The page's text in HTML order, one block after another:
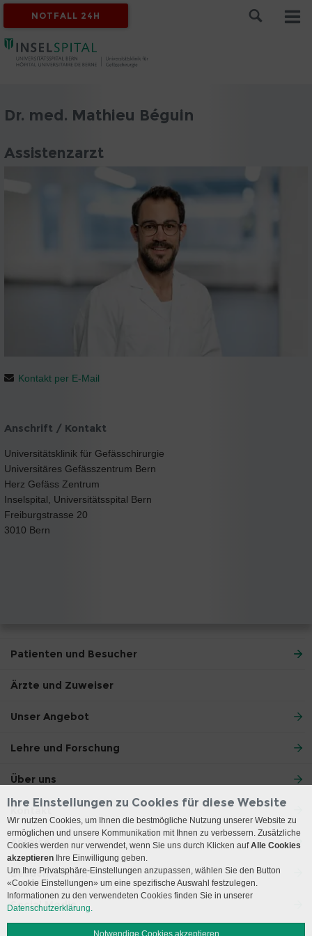
NOTFALL 24H
Dr. med. Mathieu Béguin
Assistenzarzt
Kontakt per E-Mail
Anschrift / Kontakt
Universitätsklinik für Gefässchirurgie
Universitäres Gefässzentrum Bern
Herz Gefäss Zentrum
Inselspital, Universitätsspital Bern
Freiburgstrasse 20
3010 Bern
Patienten und Besucher
Ärzte und Zuweiser
Unser Angebot
Lehre und Forschung
Über uns
Kontakt
Anreise
Besuchszeiten
Social Media
Ihre Einstellungen zu Cookies für diese Website
Wir nutzen Cookies, um Ihnen die bestmögliche Nutzung unserer Website zu
ermöglichen und unsere Kommunikation mit Ihnen zu verbessern. Zusätzliche
Cookies werden nur verwendet, wenn Sie uns durch Klicken aufAlle Cookies
akzeptieren Ihre Einwilligung geben.
Um Ihre Privatsphäre-Einstellungen anzupassen, wählen Sie den Button
«Cookie Einstellungen» um eine spezifische Auswahl festzulegen.
Informationen zu den verwendeten Cookies finden Sie in unserer
Datenschutzerklärung.
Notwendige Cookies akzeptieren